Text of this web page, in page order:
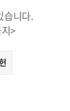
습니다.
>